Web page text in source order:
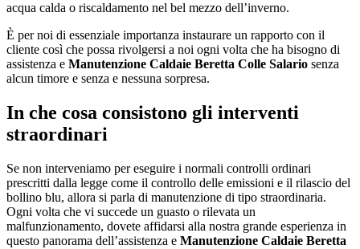
acqua calda o riscaldamento nel bel mezzo dell’inverno.
È per noi di essenziale importanza instaurare un rapporto con il
cliente così che possa rivolgersi a noi ogni volta che ha bisogno di
assistenza e Manutenzione Caldaie Beretta Colle Salario senza
alcun timore e senza e nessuna sorpresa.
In che cosa consistono gli interventi
straordinari
Se non interveniamo per eseguire i normali controlli ordinari
prescritti dalla legge come il controllo delle emissioni e il rilascio del
bollino blu, allora si parla di manutenzione di tipo straordinaria.
Ogni volta che vi succede un guasto o rilevata un
malfunzionamento, dovete affidarsi alla nostra grande esperienza in
questo panorama dell’assistenza e Manutenzione Caldaie Beretta